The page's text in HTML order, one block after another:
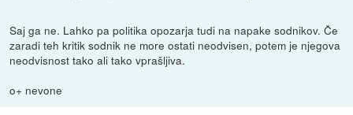
Saj ga ne. Lahko pa politika opozarja tudi na napake sodnikov. Če
zaradi teh kritik sodnik ne more ostati neodvisen, potem je njegova
neodvisnost tako ali tako vprašljiva.
o+ nevone